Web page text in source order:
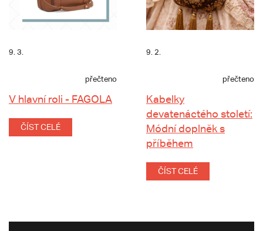
9. 3.
přečteno
V hlavní roli - FAGOLA
ČÍST CELÉ
9. 2.
přečteno
Kabelky
devatenáctého století:
Módní doplněk s
příběhem
ČÍST CELÉ